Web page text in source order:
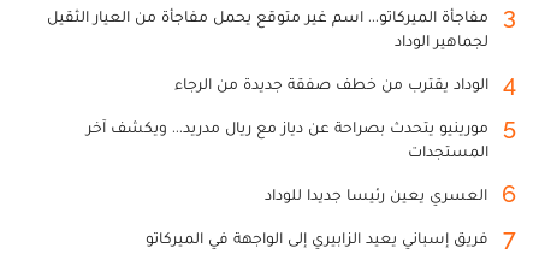
3
مفاجأة الميركاتو... اسم غير متوقع يحمل مفاجأة من العيار الثقيل
لجماهير الوداد
4 الوداد يقترب من خطف صفقة جديدة من الرجاء
5
مورينيو يتحدث بصراحة عن دياز مع ريال مدريد... ويكشف آخر
المستجدات
6 العسري يعين رئيسا جديدا للوداد
7 فريق إسباني يعيد الزابيري إلى الواجهة في الميركاتو